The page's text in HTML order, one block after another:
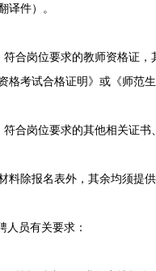
译件）。
岗位要求的教师资格证，
格考试合格证明》或《师范
岗位要求的其他相关证书、
除报名表外，其余均须提供
员有关要求：